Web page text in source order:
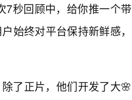
7秒回顾中，给你推一个带
始终对平台保持新鲜感，
了正片，他们开发了大🌸